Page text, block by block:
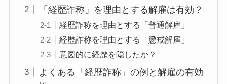
「経歴詐称」を理由とする解雇は有効？
経歴詐称を理由とする「普通解雇」
経歴詐称を理由とする「懲戒解雇」
意図的に経歴を隠したか？
よくある「経歴詐称」の例と解雇の有効